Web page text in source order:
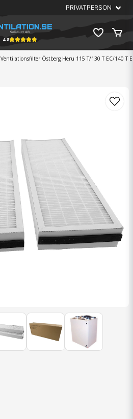
4.8
Ventilationsfilter Östberg Heru 115 T/130 T EC/140 T